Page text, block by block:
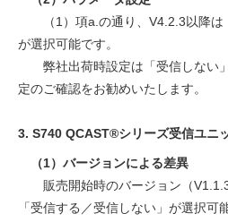
（1）項a.の通り、V4.2.3以降は
が選択可能です。
弊社出荷時設定は「受信しない
定のご確認をお勧めいたします。
3. S740 QCAST®シリーズ受信ユニ
（1）バージョンによる差異
販売開始時のバージョン（V1.1.3
「受信する／受信しない」が選択可